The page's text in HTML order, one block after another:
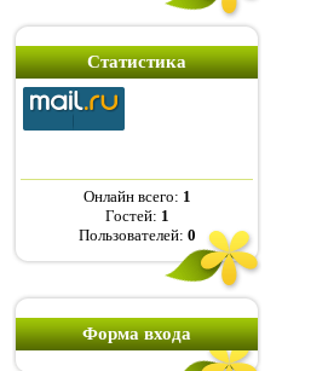
Статистика
Онлайн всего: 1
Гостей: 1
Пользователей: 0
Форма входа